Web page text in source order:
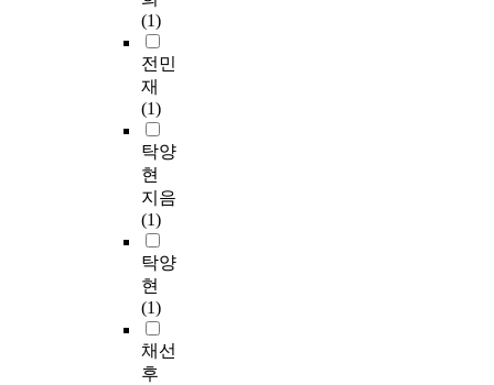
(1)
전민
재
(1)
탁양
현
지음
(1)
탁양
현
(1)
채선
후